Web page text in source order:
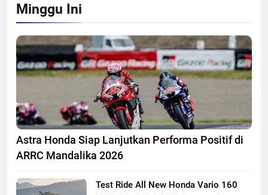
Minggu Ini
Astra Honda Siap Lanjutkan Performa Positif di
ARRC Mandalika 2026
Test Ride All New Honda Vario 160